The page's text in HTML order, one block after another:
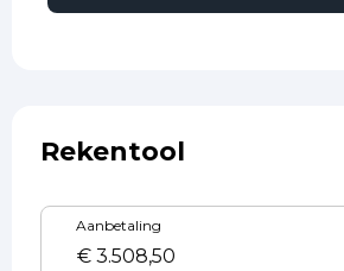
Rekentool
Aanbetaling